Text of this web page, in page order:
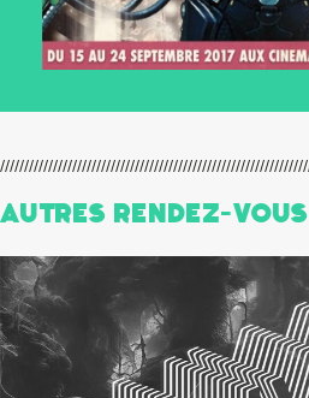
Autres Rendez-Vous